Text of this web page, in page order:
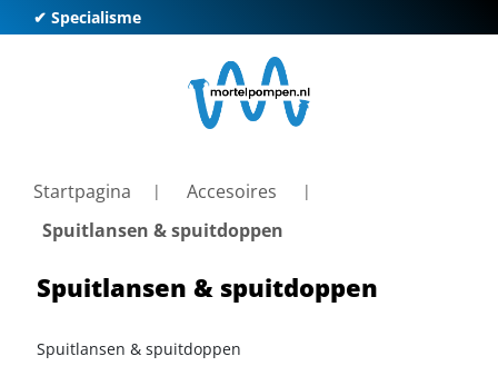
✔ Specialisme
Startpagina
Accesoires
Spuitlansen & spuitdoppen
Spuitlansen & spuitdoppen
Spuitlansen & spuitdoppen